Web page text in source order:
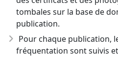
tombales sur la base de
publication.
Pour chaque publication,
fréquentation sont suivis